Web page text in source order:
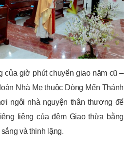
của giờ phút chuyển giao năm cũ –
Nhà Mẹ thuộc Dòng Mến Thánh
ngôi nhà nguyện thân thương để
liêng của đêm Giao thừa bằng
và thinh lặng.